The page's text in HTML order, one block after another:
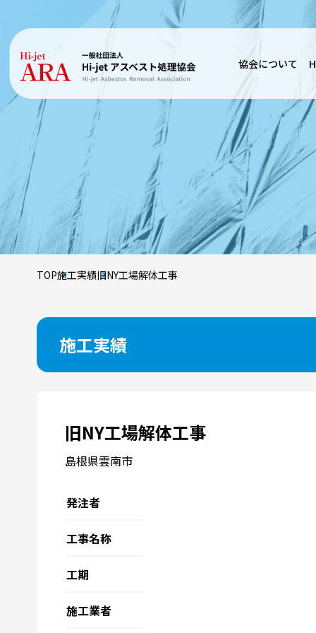
協会について
TOP施工実績旧NY工場解体工事
施工実績
旧NY工場解体工事
島根県雲南市
発注者
工事名称
工期
施工業者